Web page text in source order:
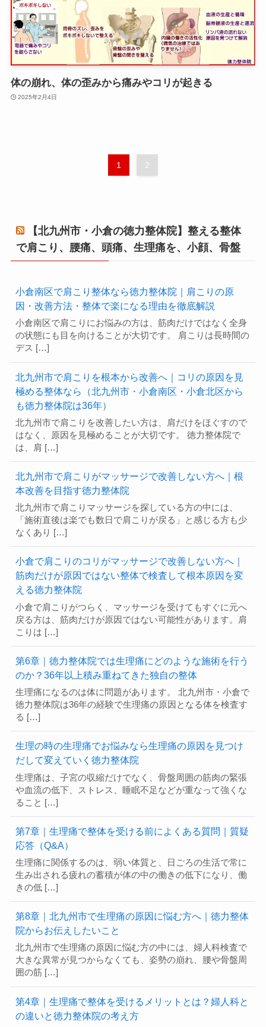
体の崩れ、体の歪みから痛みやコリが起きる
2025年2月4日
1 2
【北九州市・小倉の徳力整体院】整える整体
で肩こり、腰痛、頭痛、生理痛を、小顔、骨盤
小倉南区で肩こり整体なら徳力整体院｜肩こりの原
因・改善方法・整体で楽になる理由を徹底解説
小倉南区で肩こりにお悩みの方は、筋肉だけではなく全身
の状態にも目を向けることが大切です。 肩こりは長時間の
デス […]
北九州市で肩こりを根本から改善へ｜コリの原因を見
極める整体なら（北九州市・小倉南区・小倉北区から
も徳力整体院は36年）
北九州市で肩こりを改善したい方は、肩だけをほぐすので
はなく、原因を見極めることが大切です。 徳力整体院で
は、肩 […]
北九州市で肩こりがマッサージで改善しない方へ｜根
本改善を目指す徳力整体院
北九州市で肩こりマッサージを探している方の中には、
「施術直後は楽でも数日で肩こりが戻る」と感じる方も少
なくあり […]
小倉で肩こりのコリがマッサージで改善しない方へ｜
筋肉だけが原因ではない整体で検査して根本原因を変
える徳力整体院
小倉で肩こりがつらく、マッサージを受けてもすぐに元へ
戻る方は、筋肉だけが原因ではない可能性があります。肩
こりは […]
第6章｜徳力整体院では生理痛にどのような施術を行う
のか？36年以上積み重ねてきた独自の整体
生理痛になるのは体に問題があります。 北九州市・小倉で
徳力整体院は36年の経験で生理痛の原因となる体を検査す
る […]
生理の時の生理痛でお悩みなら生理痛の原因を見つけ
だして変えていく徳力整体院
生理痛は、子宮の収縮だけでなく、骨盤周囲の筋肉の緊張
や血流の低下、ストレス、睡眠不足などが重なって強くな
ること […]
第7章｜生理痛で整体を受ける前によくある質問｜質疑
応答（Q&A）
生理痛に関係するのは、弱い体質と、日ごろの生活で常に
生み出される疲れの蓄積が体の中の働きの低下になり、働
きの低 […]
第8章｜北九州市で生理痛の原因に悩む方へ｜徳力整体
院からお伝えしたいこと
北九州市で生理痛の原因に悩む方の中には、婦人科検査で
大きな異常が見つからなくても、姿勢の崩れ、腰や骨盤周
囲の筋 […]
第4章｜生理痛で整体を受けるメリットとは？婦人科と
の違いと徳力整体院の考え方